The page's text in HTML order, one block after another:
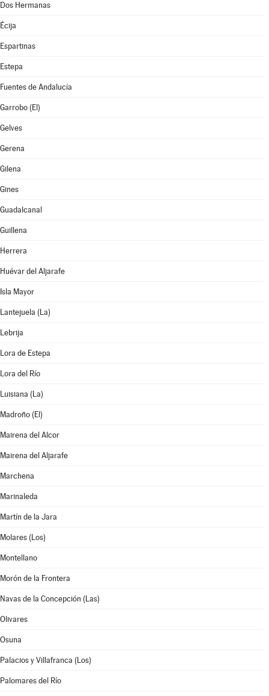
Dos Hermanas
Écija
Espartinas
Estepa
Fuentes de Andalucía
Garrobo (El)
Gelves
Gerena
Gilena
Gines
Guadalcanal
Guillena
Herrera
Huévar del Aljarafe
Isla Mayor
Lantejuela (La)
Lebrija
Lora de Estepa
Lora del Río
Luisiana (La)
Madroño (El)
Mairena del Alcor
Mairena del Aljarafe
Marchena
Marinaleda
Martín de la Jara
Molares (Los)
Montellano
Morón de la Frontera
Navas de la Concepción (Las)
Olivares
Osuna
Palacios y Villafranca (Los)
Palomares del Río